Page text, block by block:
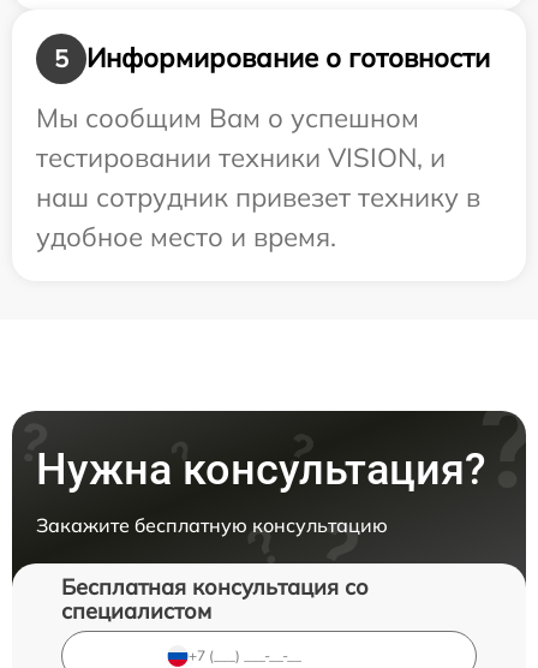
5
Информирование о готовности
Мы сообщим Вам о успешном
тестировании техники VISION, и
наш сотрудник привезет технику в
удобное место и время.
Нужна консультация?
Закажите бесплатную консультацию
Бесплатная консультация со
специалистом